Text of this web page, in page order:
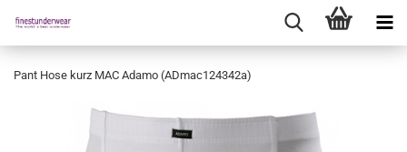
Pant Hose kurz MAC Adamo (ADmac124342a)